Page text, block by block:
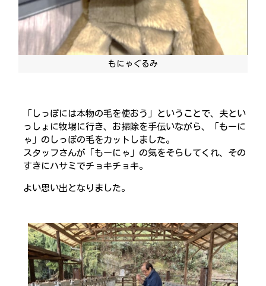
もにゃぐるみ
「しっぽには本物の毛を使おう」ということで、夫とい
っしょに牧場に行き、お掃除を手伝いながら、「もーに
ゃ」のしっぽの毛をカットしました。
スタッフさんが「もーにゃ」の気をそらしてくれ、その
すきにハサミでチョキチョキ。
よい思い出となりました。